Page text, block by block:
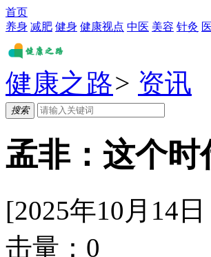
首页
养身 减肥 健身 健康视点 中医 美容 针灸
健康之路> 资讯
搜索
孟非：这个时
[2025年10月14
击量： 0